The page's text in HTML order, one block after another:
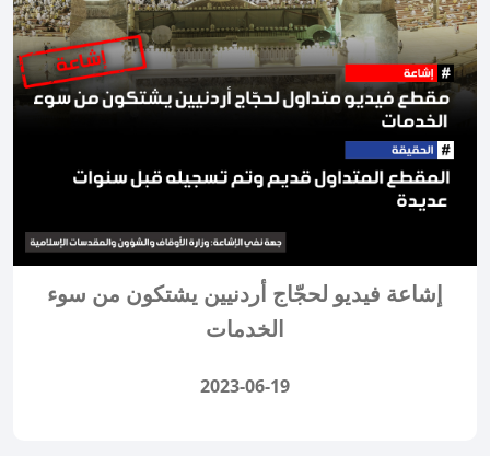
إشاعة فيديو لحجّاج أردنيين يشتكون من سوء
الخدمات
2023-06-19